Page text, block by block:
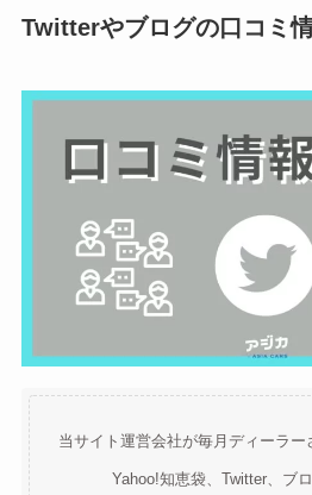
Twitterやブログの口コミ
当サイト運営会社が毎月ディーラー
Yahoo!知恵袋、Twitter、ブ